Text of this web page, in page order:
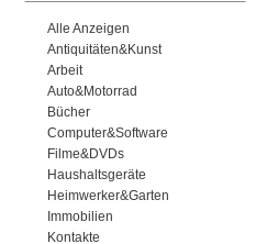
Alle Anzeigen
Antiquitäten&Kunst
Arbeit
Auto&Motorrad
Bücher
Computer&Software
Filme&DVDs
Haushaltsgeräte
Heimwerker&Garten
Immobilien
Kontakte